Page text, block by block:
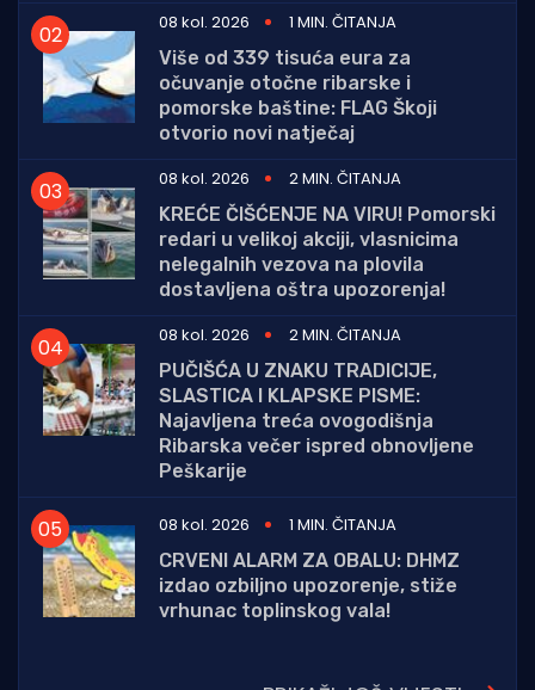
08 kol. 2026
1 MIN. ČITANJA
Više od 339 tisuća eura za
očuvanje otočne ribarske i
pomorske baštine: FLAG Škoji
otvorio novi natječaj
08 kol. 2026
2 MIN. ČITANJA
KREĆE ČIŠĆENJE NA VIRU! Pomorski
redari u velikoj akciji, vlasnicima
nelegalnih vezova na plovila
dostavljena oštra upozorenja!
08 kol. 2026
2 MIN. ČITANJA
PUČIŠĆA U ZNAKU TRADICIJE,
SLASTICA I KLAPSKE PISME:
Najavljena treća ovogodišnja
Ribarska večer ispred obnovljene
Peškarije
08 kol. 2026
1 MIN. ČITANJA
CRVENI ALARM ZA OBALU: DHMZ
izdao ozbiljno upozorenje, stiže
vrhunac toplinskog vala!